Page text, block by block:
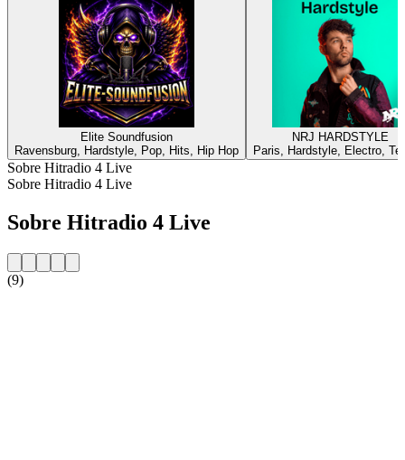
Elite Soundfusion
Ravensburg, Hardstyle, Pop, Hits, Hip Hop
NRJ HARDSTYLE
Paris, Hardstyle, Electro,
Sobre Hitradio 4 Live
Sobre Hitradio 4 Live
Sobre Hitradio 4 Live
(9)